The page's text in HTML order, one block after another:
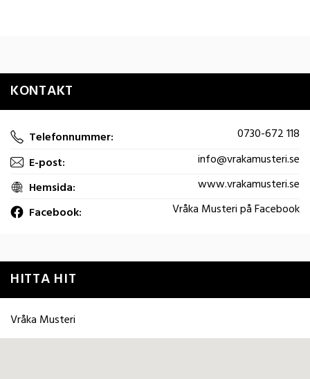
KONTAKT
Telefonnummer:
0730-672 118
E-post:
info@vrakamusteri.se
Hemsida:
www.vrakamusteri.se
Facebook:
Vråka Musteri på Facebook
HITTA HIT
Vråka Musteri